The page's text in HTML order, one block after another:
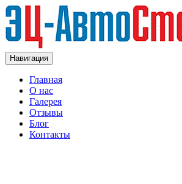
Навигация
Главная
О нас
Галерея
Отзывы
Блог
Контакты